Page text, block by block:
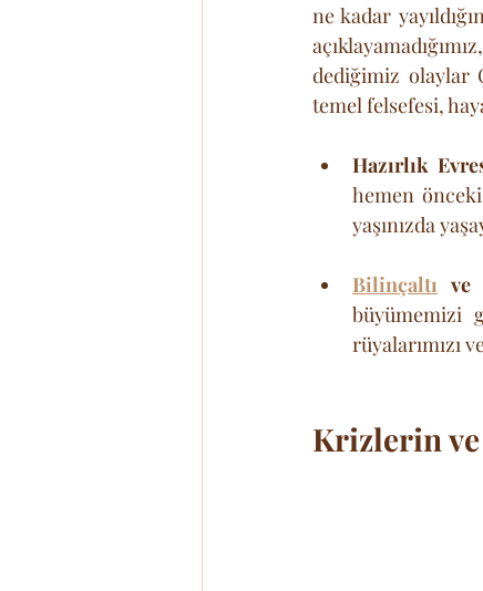
ne kadar
dediğimiz olaylar
temel felsefesi,
Hazırlık
hemen
yaşınızda
Bilinçaltı ve
büyümemizi
rüyalarımızı
Krizlerin